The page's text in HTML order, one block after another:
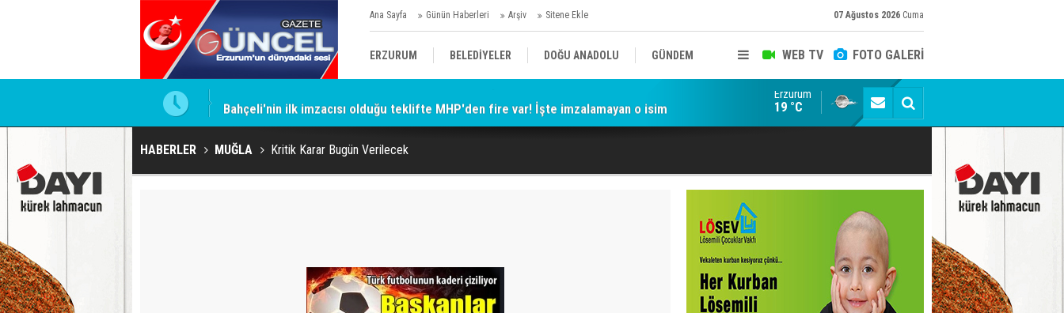
Ana Sayfa Günün Haberleri Arşiv Sitene Ekle 07 Ağustos 2026 Cuma
WEB TV FOTO GALERİ
ERZURUM BELEDİYELER DOĞU ANADOLU GÜNDEM
SİYASET AFAD/ SAVAŞ SPOR
KÜLTÜR/SANAT//MAĞAZİN
Bahçeli'nin ilk imzacısı olduğu teklifte MHP'den fire var! İşte imzalamayan o isim Siyaset-Sermaye Çizgisinde Haklılığın Resmi:
Erzurum
19 °C
HABERLER MUĞLA Kritik Karar Bugün Verilecek